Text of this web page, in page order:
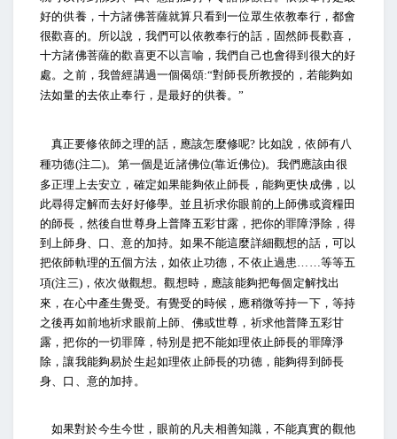
好的供養，十方諸佛菩薩就算只看到一位眾生依教奉行，都會
很歡喜的。所以說，我們可以依教奉行的話，固然師長歡喜，
十方諸佛菩薩的歡喜更不以言喻，我們自己也會得到很大的好
處。之前，我曾經講過一個偈頌:“對師長所教授的，若能夠如
法如量的去依止奉行，是最好的供養。”
真正要修依師之理的話，應該怎麼修呢? 比如說，依師有八
種功德(注二)。第一個是近諸佛位(靠近佛位)。我們應該由很
多正理上去安立，確定如果能夠依止師長，能夠更快成佛，以
此尋得定解而去好好修學。並且祈求你眼前的上師佛或資糧田
的師長，然後自世尊身上普降五彩甘露，把你的罪障淨除，得
到上師身、口、意的加持。如果不能這麼詳細觀想的話，可以
把依師軌理的五個方法，如依止功德，不依止過患……等等五
項(注三) ，依次做觀想。觀想時，應該能夠把每個定解找出
來，在心中產生覺受。有覺受的時候，應稍微等持一下，等持
之後再如前地祈求眼前上師、佛或世尊，祈求他普降五彩甘
露，把你的一切罪障，特別是把不能如理依止師長的罪障淨
除，讓我能夠易於生起如理依止師長的功德，能夠得到師長
身、口、意的加持。
如果對於今生今世，眼前的凡夫相善知識，不能真實的觀他